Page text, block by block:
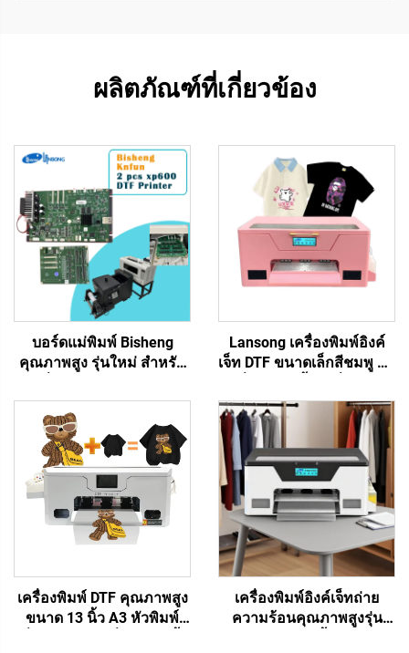
ผลิตภัณฑ์ที่เกี่ยวข้อง
บอร์ดแม่พิมพ์ Bisheng
คุณภาพสูง รุ่นใหม่ สำหรับ
DTF Kn Fun Lansong
เครื่องพิมพ์เสื้อยืดด้วยหมึก
อิงค์เจ็ท DTF
Lansong เครื่องพิมพ์อิงค์
เจ็ท DTF ขนาดเล็กสีชมพู A3
เสื้อ กางเกง หมอน รองเท้า
เครื่องพิมพ์ DTF คุณภาพสูง
ขนาด 13 นิ้ว A3 หัวพิมพ์
เครื่องพิมพ์อิงค์เจ็ทถ่าย
ความร้อนคุณภาพสูงรุ่น